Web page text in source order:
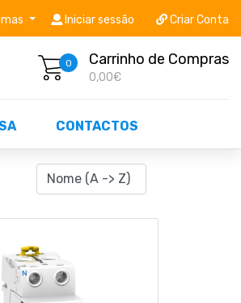
Não perca já as centenas de
Iniciar sessão Criar Conta
0 Carrinho de Compras
0,00€
CONTACTOS